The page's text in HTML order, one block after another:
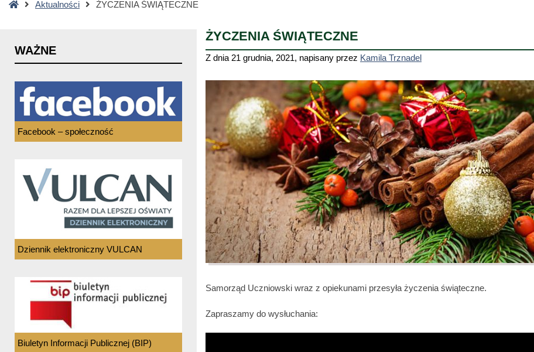
StronaAktualności ŻYCZENIA ŚWIĄTECZNE
ŻYCZENIA ŚWIĄTECZNE
Z dnia 21 grudnia, 2021, napisany przez Kamila Trznadel
Samorząd Uczniowski wraz z opiekunami przesyła życzenia świąteczne.
Zapraszamy do wysłuchania:
WAŻNE
Facebook – społeczność
Dziennik elektroniczny VULCAN
Biuletyn Informacji Publicznej (BIP)